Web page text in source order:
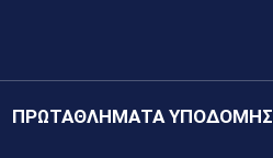
ΠΡΩΤΑΘΛΉΜΑΤΑ YΠΟΔΟΜΉΣ